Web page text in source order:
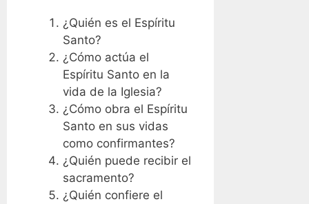
¿Quién es el Espíritu
Santo?
¿Cómo actúa el
Espíritu Santo en la
vida de la Iglesia?
¿Cómo obra el Espíritu
Santo en sus vidas
como confirmantes?
¿Quién puede recibir el
sacramento?
¿Quién confiere el